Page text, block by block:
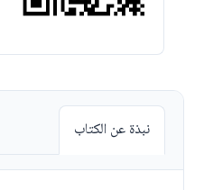
نبذة عن الكتاب